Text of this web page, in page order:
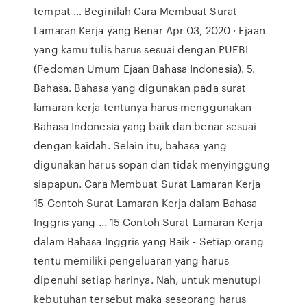
tempat … Beginilah Cara Membuat Surat
Lamaran Kerja yang Benar Apr 03, 2020 · Ejaan
yang kamu tulis harus sesuai dengan PUEBI
(Pedoman Umum Ejaan Bahasa Indonesia). 5.
Bahasa. Bahasa yang digunakan pada surat
lamaran kerja tentunya harus menggunakan
Bahasa Indonesia yang baik dan benar sesuai
dengan kaidah. Selain itu, bahasa yang
digunakan harus sopan dan tidak menyinggung
siapapun. Cara Membuat Surat Lamaran Kerja
15 Contoh Surat Lamaran Kerja dalam Bahasa
Inggris yang ... 15 Contoh Surat Lamaran Kerja
dalam Bahasa Inggris yang Baik - Setiap orang
tentu memiliki pengeluaran yang harus
dipenuhi setiap harinya. Nah, untuk menutupi
kebutuhan tersebut maka seseorang harus